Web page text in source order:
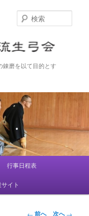
弓会
錬磨を以て目的とす
索
行事日程表
イト
投← 前へ 次へ→